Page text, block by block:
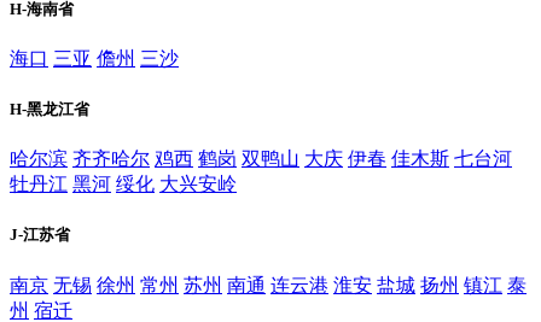
H-海南省
海口 三亚 儋州 三沙
H-黑龙江省
哈尔滨 齐齐哈尔 鸡西 鹤岗 双鸭山 大庆 伊春 佳木斯 七台河
牡丹江 黑河 绥化 大兴安岭
J-江苏省
南京 无锡 徐州 常州 苏州 南通 连云港 淮安 盐城 扬州 镇江 泰
州 宿迁